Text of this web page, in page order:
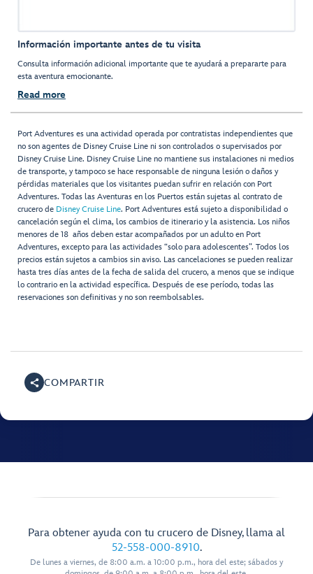
Información importante antes de tu visita
Consulta información adicional importante que te ayudará a prepararte para
esta aventura emocionante.
Read more
Port Adventures es una actividad operada por contratistas independientes que
no son agentes de Disney Cruise Line ni son controlados o supervisados por
Disney Cruise Line. Disney Cruise Line no mantiene sus instalaciones ni medios
de transporte, y tampoco se hace responsable de ninguna lesión o daños y
pérdidas materiales que los visitantes puedan sufrir en relación con Port
Adventures. Todas las Aventuras en los Puertos están sujetas al contrato de
crucero de Disney Cruise Line. Port Adventures está sujeto a disponibilidad o
cancelación según el clima, los cambios de itinerario y la asistencia. Los niños
menores de 18 años deben estar acompañados por un adulto en Port
Adventures, excepto para las actividades “solo para adolescentes”. Todos los
precios están sujetos a cambios sin aviso. Las cancelaciones se pueden realizar
hasta tres días antes de la fecha de salida del crucero, a menos que se indique
lo contrario en la actividad específica. Después de ese período, todas las
reservaciones son definitivas y no son reembolsables.
COMPARTIR
Para obtener ayuda con tu crucero de Disney, llama al
52-558-000-8910.
De lunes a viernes, de 8:00 a.m. a 10:00 p.m., hora del este; sábados y